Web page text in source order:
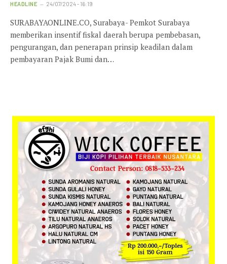
HEADLINE 24/07/2024 - 16:19
SURABAYAONLINE.CO, Surabaya- Pemkot Surabaya
memberikan insentif fiskal daerah berupa pembebasan,
pengurangan, dan penerapan prinsip keadilan dalam
pembayaran Pajak Bumi dan…